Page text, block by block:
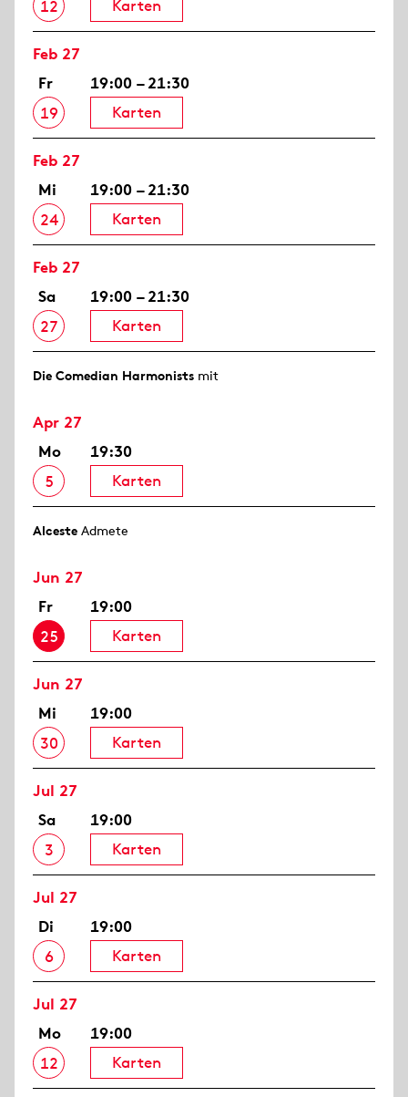
12 Karten
Feb 27
Fr
19
19:00 – 21:30
Karten
Feb 27
Mi
24
19:00 – 21:30
Karten
Feb 27
Sa
27
19:00 – 21:30
Karten
Die Comedian Harmonists mit
Apr 27
Mo
5
19:30
Karten
Alceste Admete
Jun 27
Fr
25
19:00
Karten
Jun 27
Mi
30
19:00
Karten
Jul 27
Sa
3
19:00
Karten
Jul 27
Di
6
19:00
Karten
Jul 27
Mo
12
19:00
Karten